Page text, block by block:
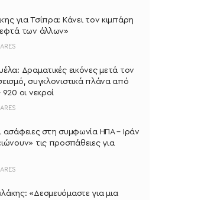
για Τσίπρα: Κάνει τον κιμπάρη
των άλλων»
Δραματικές εικόνες μετά τον
συγκλονιστικά πλάνα από
οι νεκροί
ασάφειες στη συμφωνία ΗΠΑ – Ιράν
τις προσπάθειες για
«Δεσμευόμαστε για μια